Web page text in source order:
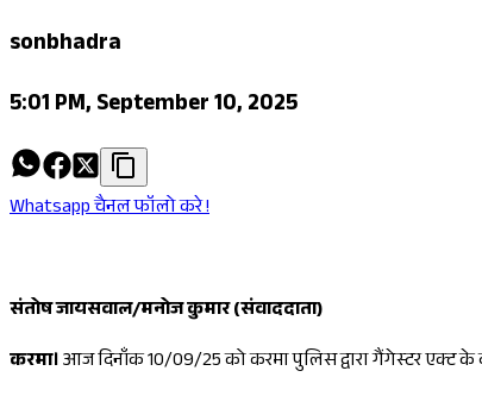
sonbhadra
5:01 PM, September 10, 2025
Whatsapp चैनल फॉलो करे !
संतोष जायसवाल/मनोज कुमार (संवाददाता)
करमा।आज दिनाँक 10/09/25 को करमा पुलिस द्वारा गैंगेस्टर एक्ट के